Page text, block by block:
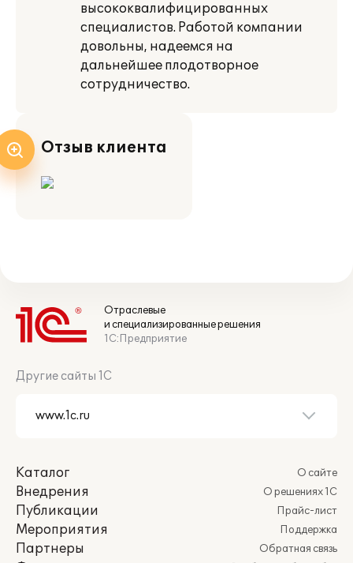
высококвалифицированных
специалистов. Работой компании
довольны, надеемся на
дальнейшее плодотворное
сотрудничество.
Отзыв клиента
Отраслевые
и специализированные решения
1С:Предприятие
Другие сайты 1С
Каталог
Внедрения
Публикации
Мероприятия
Партнеры
О сайте
О решениях 1С
Прайс-лист
Поддержка
Обратная связь